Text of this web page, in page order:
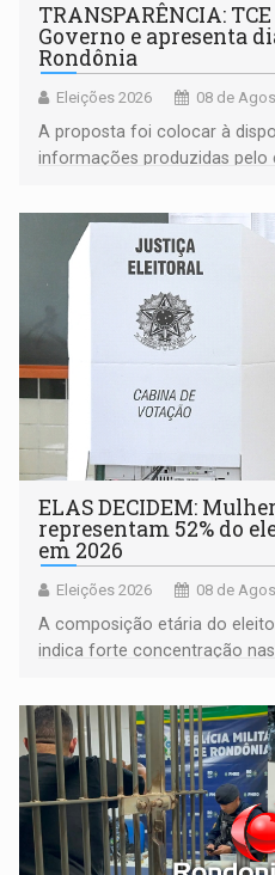
TRANSPARÊNCIA:
Governo e apresenta
Rondônia
Eleições 2026 08 de
A proposta foi colocar à
informações produzidas pelo
ELAS DECIDEM:
representam 52% do
em 2026
Eleições 2026 08 de
A composição etária do
indica forte concentração